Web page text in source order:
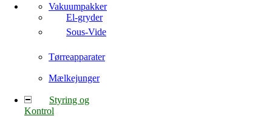
Vakuumpakker
El-gryder
Sous-Vide
Tørreapparater
Mælkejunger
Styring og
Kontrol